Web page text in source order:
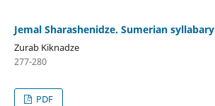
Jemal Sharashenidze. Sumerian syllabary
Zurab Kiknadze
277-280
PDF